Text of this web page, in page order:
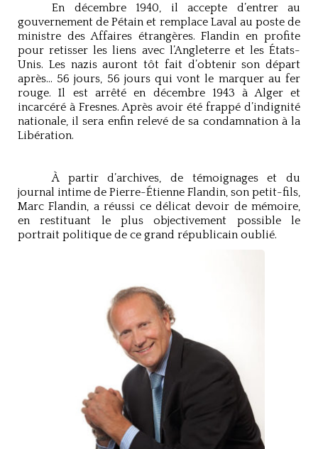
En décembre 1940, il accepte d’entrer au
gouvernement de Pétain et remplace Laval au poste de
ministre des Affaires étrangères. Flandin en profite
pour retisser les liens avec l’Angleterre et les États-
Unis. Les nazis auront tôt fait d’obtenir son départ
après… 56 jours, 56 jours qui vont le marquer au fer
rouge. Il est arrêté en décembre 1943 à Alger et
incarcéré à Fresnes. Après avoir été frappé d’indignité
nationale, il sera enfin relevé de sa condamnation à la
Libération.
À partir d’archives, de témoignages et du
journal intime de Pierre-Étienne Flandin, son petit-fils,
Marc Flandin, a réussi ce délicat devoir de mémoire,
en restituant le plus objectivement possible le
portrait politique de ce grand républicain oublié.